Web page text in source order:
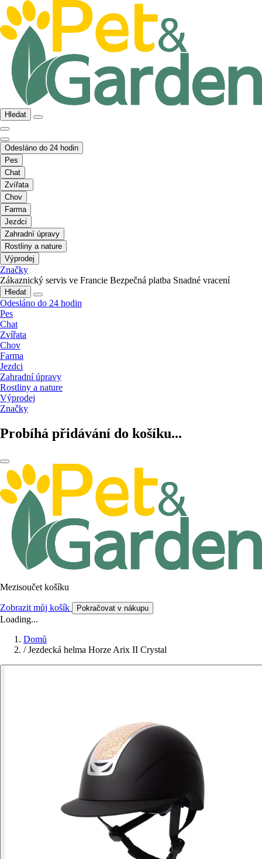
Hledat
Odesláno do 24 hodin
Pes
Chat
Zvířata
Chov
Farma
Jezdci
Zahradní úpravy
Rostliny a nature
Výprodej
Značky
Zákaznický servis ve Francie Bezpečná platba Snadné vracení
Hledat
Odesláno do 24 hodin
Pes
Chat
Zvířata
Chov
Farma
Jezdci
Zahradní úpravy
Rostliny a nature
Výprodej
Značky
Probíhá přidávání do košíku...
Mezisoučet košíku
Zobrazit můj košík Pokračovat v nákupu
Loading...
Domů
/ Jezdecká helma Horze Arix II Crystal